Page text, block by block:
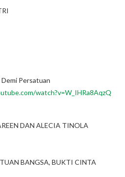
Persatuan
watch?v=W_IHRa8AqzQ
DAN ALECIA TINOLA
BANGSA, BUKTI CINTA